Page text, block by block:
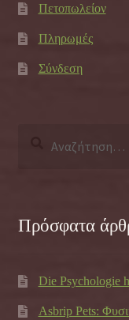
Πετοπωλείον
Πληρωμές
Σύνδεση
Πρόσφατα
Die Psychologie
Asbrip Pets: